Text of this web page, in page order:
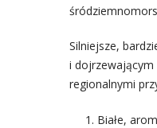
Silniejsze,
i dojrzewającym
regionalnymi
Białe,